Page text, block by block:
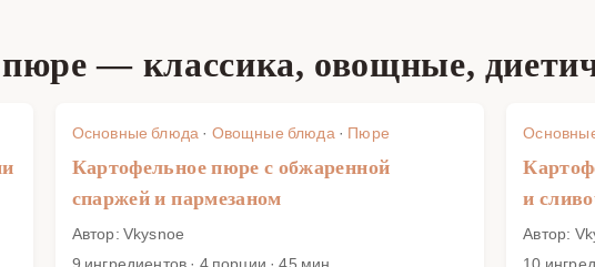
— классика, овощные,
Основные блюда · Овощные блюда· Пюре
Картофельное пюре с обжаренной
спаржей и пармезаном
Автор: Vkysnoe
9 ингредиентов · 4 порции · 45 мин
и
Автор:
10